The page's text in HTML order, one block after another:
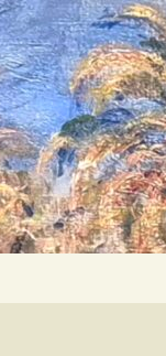
Aller
au
contenu